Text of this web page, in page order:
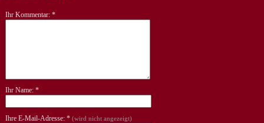
Ihr Kommentar: *
Ihr Name: *
Ihre E-Mail-Adresse: * (wird nicht angezeigt)